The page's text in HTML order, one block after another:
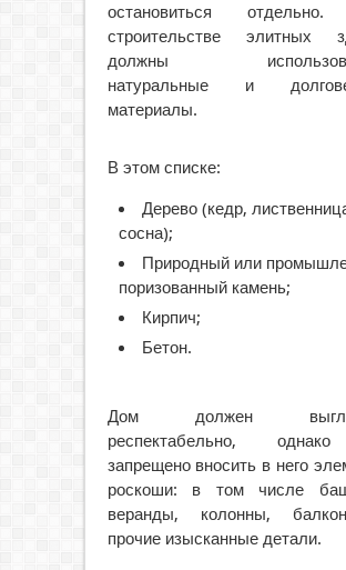
остановиться
строительстве элитных
должны
натуральные и
материалы.
В этом списке:
Дерево (кедр,
сосна);
Природный или
поризованный камень;
Кирпич;
Бетон.
Дом должен
респектабельно,
запрещено вносить в него
роскоши: в том числе
веранды, колонны,
прочие изысканные детали.